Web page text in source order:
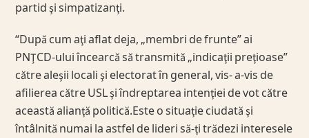
partid şi simpatizanţi.
“După cum aţi aflat deja, „membri de frunte” ai
PNŢCD-ului încearcă să transmită „indicaţii preţioase”
către aleşii locali şi electorat în general, vis- a-vis de
afilierea către USL şi îndreptarea intenţiei de vot către
această alianţă politică.Este o situaţie ciudată şi
întâlnită numai la astfel de lideri să-ţi trădezi interesele